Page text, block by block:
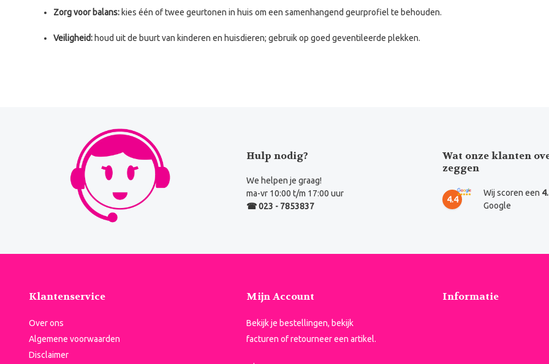
Zorg voor balans: kies één of twee geurtonen in huis om een samenhangend geurprofiel te behouden.
Veiligheid: houd uit de buurt van kinderen en huisdieren; gebruik op goed geventileerde plekken.
Hulp nodig?
We helpen je graag!
ma-vr 10:00 t/m 17:00 uur
☎ 023 - 7853837
Wat onze klanten
zeggen
4.4
Wij scoren een
Google
Klantenservice
Over ons
Algemene voorwaarden
Disclaimer
Mijn Account
Bekijk je bestellingen, bekijk
facturen of retourneer een artikel.
Informatie